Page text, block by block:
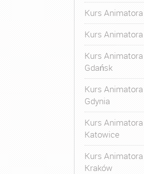
Kurs
Kurs
Kurs
Gdańsk
Kurs
Gdynia
Kurs
Katowice
Kurs
Kraków